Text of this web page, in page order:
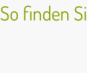
So finden